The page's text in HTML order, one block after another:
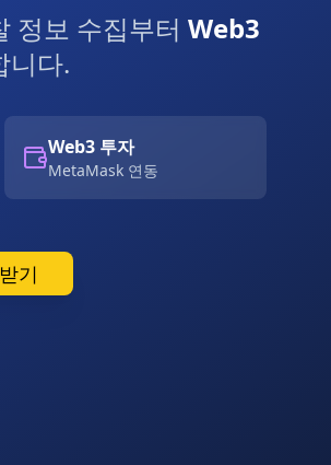
정보 수집부터 Web3
니다.
Web3 투자
MetaMask 연동
기